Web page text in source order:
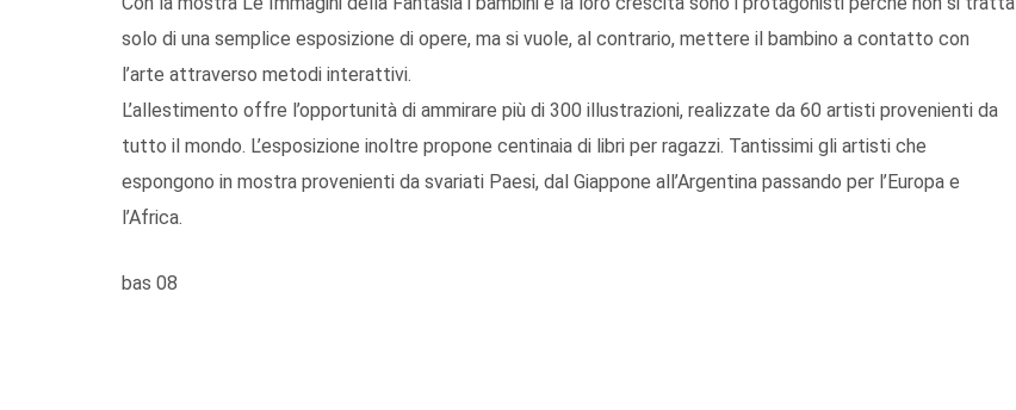
solo di una semplice esposizione di opere, ma si vuole, al contrario, mettere il bambino a contatto con
l’arte attraverso metodi interattivi.
L’allestimento offre l’opportunità di ammirare più di 300 illustrazioni, realizzate da 60 artisti provenienti da
tutto il mondo. L’esposizione inoltre propone centinaia di libri per ragazzi. Tantissimi gli artisti che
espongono in mostra provenienti da svariati Paesi, dal Giappone all’Argentina passando per l’Europa e
l’Africa.
bas 08